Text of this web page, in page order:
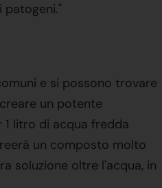
e si possono trovare
un potente
litro di acqua fredda
un composto molto
soluzione oltre l'acqua, in